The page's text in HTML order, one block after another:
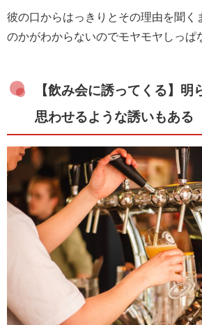
彼の口からはっきりとその理由を聞く
のかがわからないのでモヤモヤしっぱ
【飲み会に誘ってくる】明
思わせるような誘いもある